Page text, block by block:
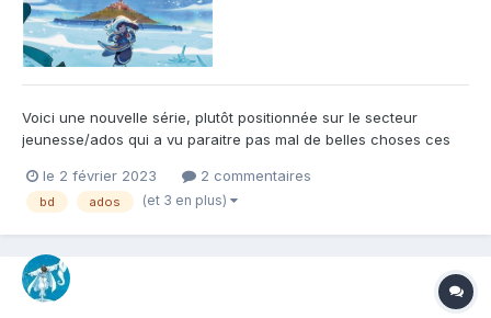
Voici une nouvelle série, plutôt positionnée sur le secteur
jeunesse/ados qui a vu paraitre pas mal de belles choses ces
si cette série prendra date sur ce public là, il faut reconnaitre
qu'à première vue les ingrédients sont l...
le 2 février 2023 2 commentaires
bd ados (et 3 en plus)